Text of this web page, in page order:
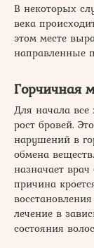
В некоторых
века
этом месте
направленные
Горчичная
Для начала все
рост бровей.
нарушений в
обмена
назначает
причина
лечение в
состояния